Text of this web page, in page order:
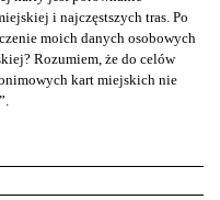
i najczęstszych tras. Po
moich danych osobowych
Rozumiem, że do celów
kart miejskich nie